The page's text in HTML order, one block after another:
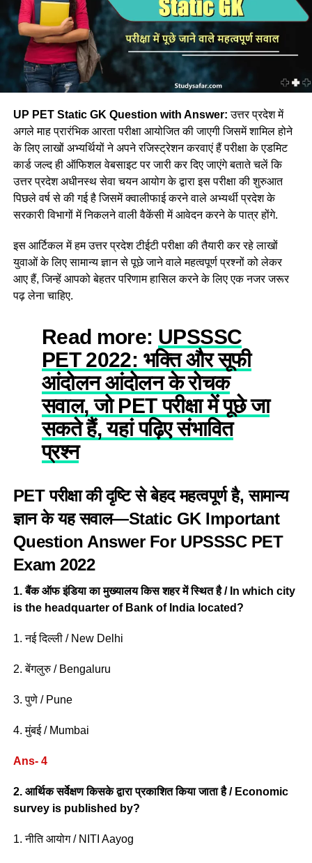
UP PET Static GK Question with Answer: उत्तर प्रदेश में
अगले माह प्रारंभिक आरता परीक्षा आयोजित की जाएगी जिसमें शामिल होने
के लिए लाखों अभ्यर्थियों ने अपने रजिस्ट्रेशन करवाएं हैं परीक्षा के एडमिट
कार्ड जल्द ही ऑफिशल वेबसाइट पर जारी कर दिए जाएंगे बताते चलें कि
उत्तर प्रदेश अधीनस्थ सेवा चयन आयोग के द्वारा इस परीक्षा की शुरुआत
पिछले वर्ष से की गई है जिसमें क्वालीफाई करने वाले अभ्यर्थी प्रदेश के
सरकारी विभागों में निकलने वाली वैकेंसी में आवेदन करने के पात्र होंगे.
इस आर्टिकल में हम उत्तर प्रदेश टीईटी परीक्षा की तैयारी कर रहे लाखों
युवाओं के लिए सामान्य ज्ञान से पूछे जाने वाले महत्वपूर्ण प्रश्नों को लेकर
आए हैं, जिन्हें आपको बेहतर परिणाम हासिल करने के लिए एक नजर जरूर
पढ़ लेना चाहिए.
Read more: UPSSSC
PET 2022: भक्ति और सूफी
आंदोलन आंदोलन के रोचक
सवाल, जो PET परीक्षा में पूछे जा
सकते हैं, यहां पढ़िए संभावित
प्रश्न
PET परीक्षा की दृष्टि से बेहद महत्वपूर्ण है, सामान्य
ज्ञान के यह सवाल—Static GK Important
Question Answer For UPSSSC PET
Exam 2022
1. बैंक ऑफ इंडिया का मुख्यालय किस शहर में स्थित है / In which city
is the headquarter of Bank of India located?
1. नई दिल्ली / New Delhi
2. बेंगलुरु / Bengaluru
3. पुणे / Pune
4. मुंबई / Mumbai
Ans- 4
2. आर्थिक सर्वेक्षण किसके द्वारा प्रकाशित किया जाता है / Economic
survey is published by?
1. नीति आयोग / NITI Aayog